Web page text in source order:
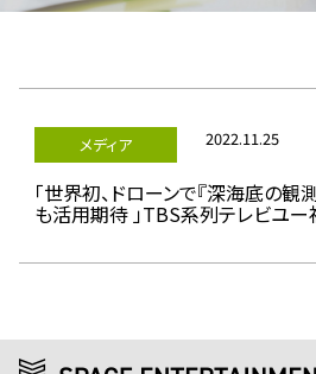
メディア 2022.11.25
「世界初、ドローンで『深海底の
も活用期待 」TBS系列テレビユ